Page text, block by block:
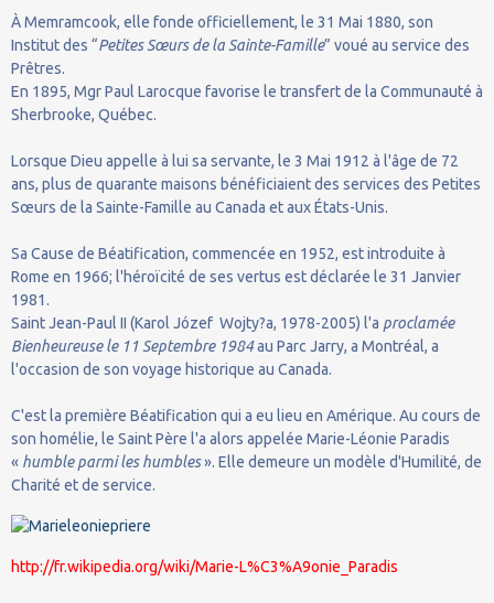
À Memramcook, elle fonde officiellement, le 31 Mai 1880, son
Institut des “Petites Sœurs de la Sainte-Famille” voué au service des
Prêtres.
En 1895, Mgr Paul Larocque favorise le transfert de la Communauté à
Sherbrooke, Québec.
Lorsque Dieu appelle à lui sa servante, le 3 Mai 1912 à l'âge de 72
ans, plus de quarante maisons bénéficiaient des services des Petites
Sœurs de la Sainte-Famille au Canada et aux États-Unis.
Sa Cause de Béatification, commencée en 1952, est introduite à
Rome en 1966; l'héroïcité de ses vertus est déclarée le 31 Janvier
1981.
Saint Jean-Paul II (Karol Józef Wojty?a, 1978-2005) l'a proclamée
Bienheureuse le 11 Septembre 1984au Parc Jarry, a Montréal, a
l'occasion de son voyage historique au Canada.
C'est la première Béatification qui a eu lieu en Amérique. Au cours de
son homélie, le Saint Père l'a alors appelée Marie-Léonie Paradis
« humble parmi les humbles». Elle demeure un modèle d'Humilité, de
Charité et de service.
http://fr.wikipedia.org/wiki/Marie-L%C3%A9onie_Paradis